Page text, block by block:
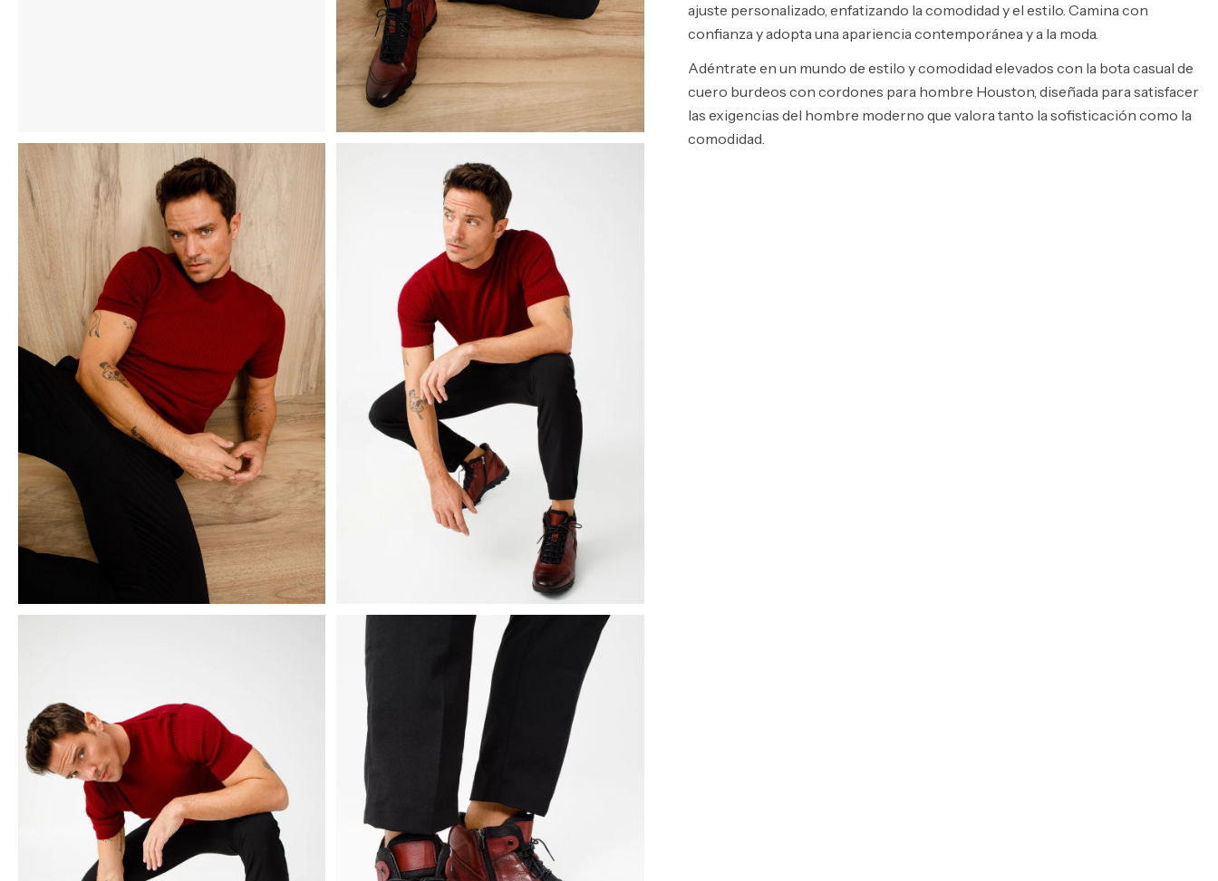
ajuste personalizado, enfatizando la comodidad y el estilo. Camina con
confianza y adopta una apariencia contemporánea y a la moda.
Adéntrate en un mundo de estilo y comodidad elevados con la bota casual de
cuero burdeos con cordones para hombre Houston, diseñada para satisfacer
las exigencias del hombre moderno que valora tanto la sofisticación como la
comodidad.